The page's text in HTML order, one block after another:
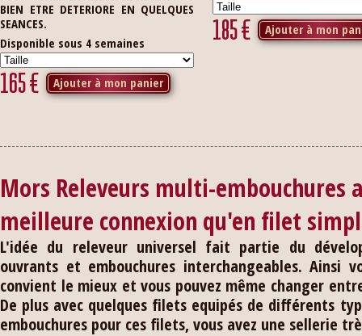
BIEN ETRE DETERIORE EN QUELQUES
SEANCES.
Disponible sous 4 semaines
165€ Ajouter à mon panier
185€ Ajouter à mon
Mors Releveurs multi-embouchures
meilleure connexion qu'en filet
L'idée du releveur universel fait partie du
ouvrants et embouchures interchangeables. Ainsi
convient le mieux et vous pouvez même changer
De plus avec quelques filets equipés de différents
embouchures pour ces filets, vous avez une sellerie